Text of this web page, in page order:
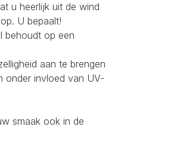
u heerlijk uit de wind
U bepaalt!
behoudt op een
aan te brengen
onder invloed van UV-
smaak ook in de